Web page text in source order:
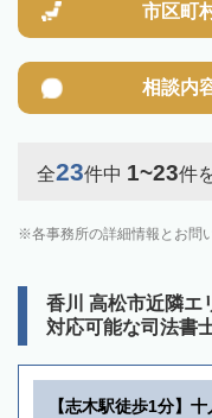
市区町
相談内
全23件中 1~23件
各事務所の詳細情報とお問
香川 高松市近隣エ
対応可能な司法書
【志木駅徒歩1分】